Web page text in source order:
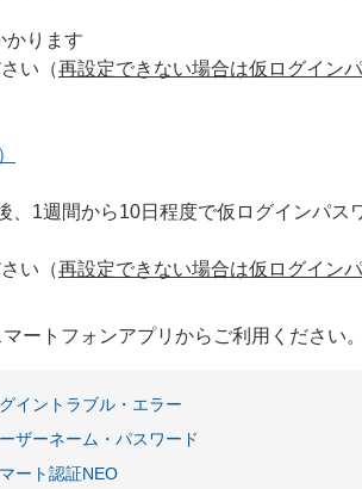
かります
い（再設定できない場合は仮ログイン
1週間から10日程度で仮ログインパス
い（再設定できない場合は仮ログイン
ートフォンアプリからご利用ください。
イントラブル・エラー
ザーネーム・パスワード
ート認証NEO